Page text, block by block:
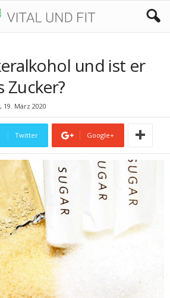
und ist er
Zucker?
19. März 2020
Twitter Google+